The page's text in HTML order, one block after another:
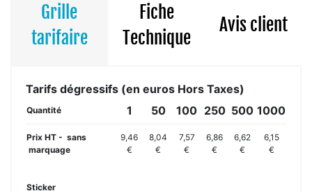
Grille
tarifaire
Fiche
Technique
Avis client
Tarifs dégressifs (en euros Hors Taxes)
Quantité 1 50 100 250 500 1000
Prix HT - sans
marquage
9,46
€
8,04
€
7,57
€
6,86
€
6,62
€
6,15
€
Sticker